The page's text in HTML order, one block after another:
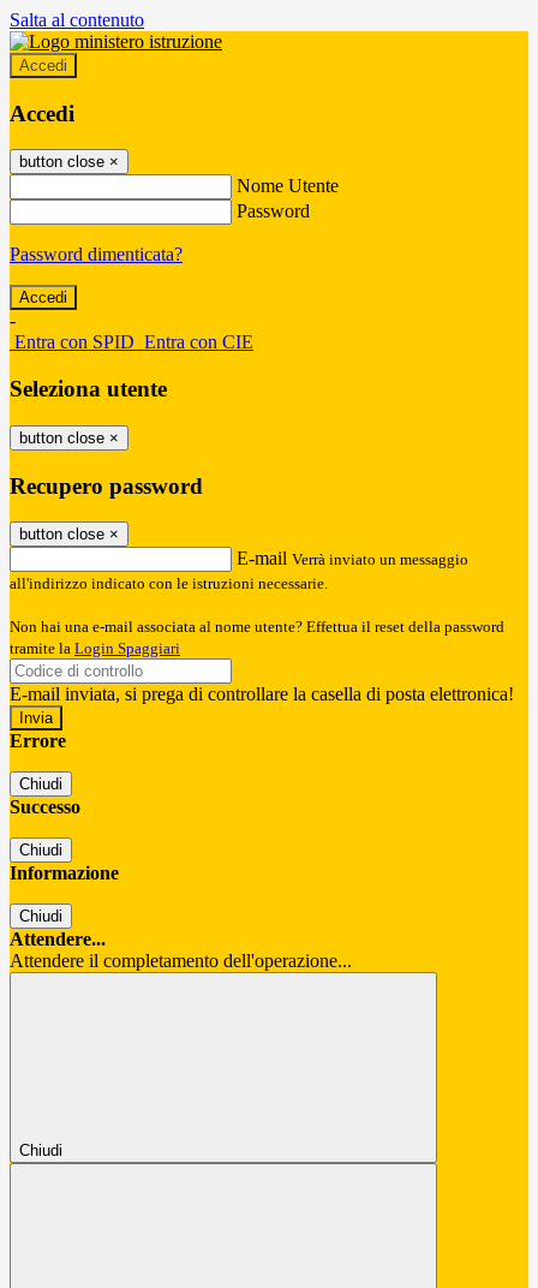
Salta al contenuto
Accedi
Accedi
button close ×
Nome Utente
Password
Password dimenticata?
-
Entra con SPID Entra con CIE
Seleziona utente
button close ×
Recupero password
button close ×
E-mail Verrà inviato un messaggio
all'indirizzo indicato con le istruzioni necessarie.
Non hai una e-mail associata al nome utente? Effettua il reset della password
tramite la Login Spaggiari
E-mail inviata, si prega di controllare la casella di posta elettronica!
Errore
Chiudi
Successo
Chiudi
Informazione
Chiudi
Attendere...
Attendere il completamento dell'operazione...
Chiudi